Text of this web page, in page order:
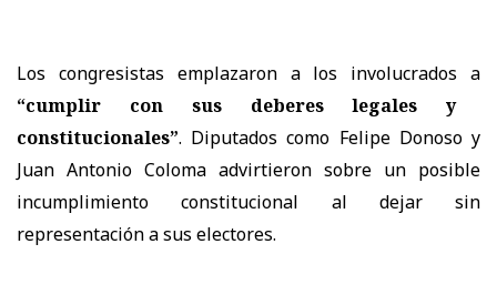
Los congresistas emplazaron a los involucrados a
“cumplir con sus deberes legales y
constitucionales”. Diputados como Felipe Donoso y
Juan Antonio Coloma advirtieron sobre un posible
incumplimiento constitucional al dejar sin
representación a sus electores.